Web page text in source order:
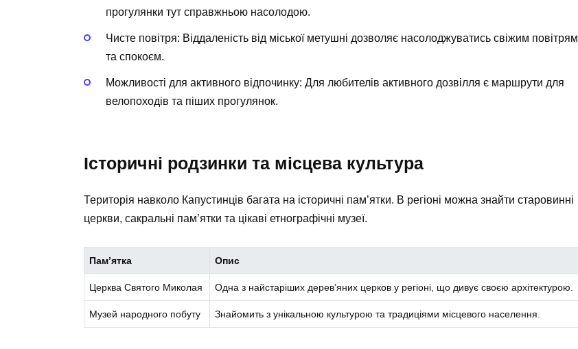
прогулянки тут справжньою насолодою.
Чисте повітря: Віддаленість від міської метушні дозволяє насолоджуватись свіжим повітрям
та спокоєм.
Можливості для активного відпочинку: Для любителів активного дозвілля є маршрути для
велопоходів та піших прогулянок.
Історичні родзинки та місцева культура
Територія навколо Капустинців багата на історичні пам’ятки. В регіоні можна знайти старовинні
церкви, сакральні пам’ятки та цікаві етнографічні музеї.
Пам’ятка Опис
Церква Святого Миколая Одна з найстаріших дерев’яних церков у регіоні, що дивує своєю архітектурою.
Музей народного побуту Знайомить з унікальною культурою та традиціями місцевого населення.